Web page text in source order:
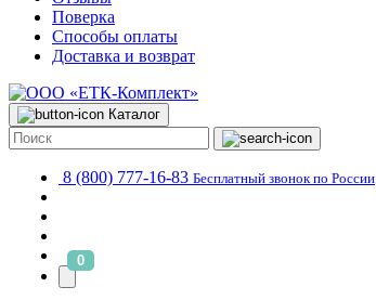
Поверка
Способы оплаты
Доставка и возврат
Каталог
8 (800) 777-16-83 Бесплатный звонок по России
0